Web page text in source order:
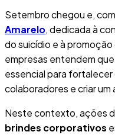
Setembro chegou e,
Amarelo, dedicada à
do suicídio e à
empresas entendem
essencial para
colaboradores e criar
Neste contexto, ações
brindes corporativos